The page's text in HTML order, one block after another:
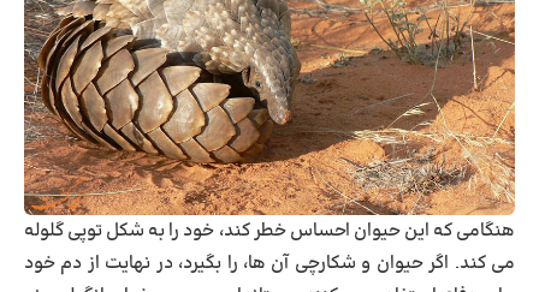
هنگامی که این حیوان احساس خطر کند، خود را به شکل توپی گلوله
می کند. اگر حیوان و شکارچی آن ها، را بگیرد، در نهایت از دم خود